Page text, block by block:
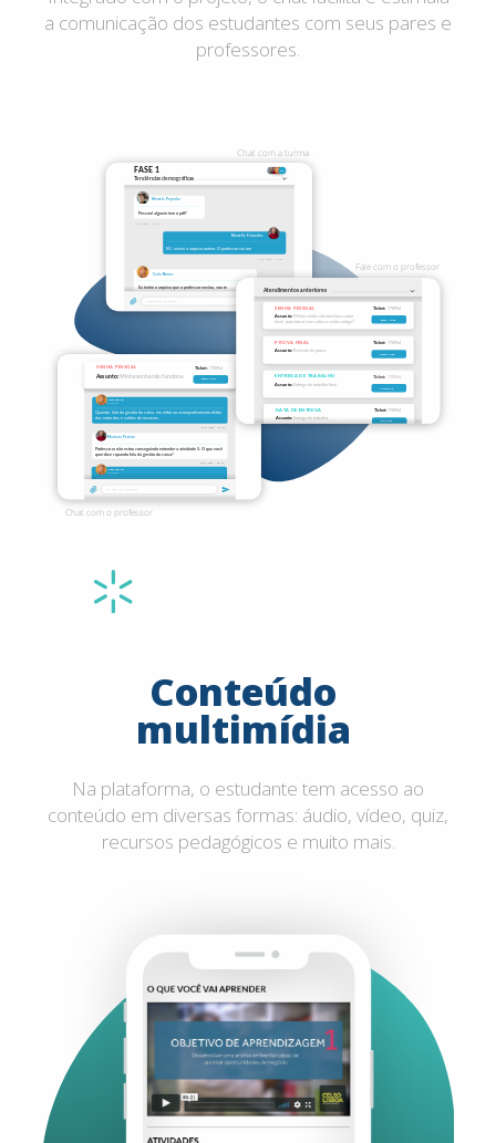
a comunicação dos estudantes com seus pares e
professores.
Conteúdo
multimídia
Na plataforma, o estudante tem acesso ao
conteúdo em diversas formas: áudio, vídeo, quiz,
recursos pedagógicos e muito mais.